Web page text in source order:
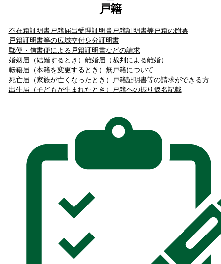
戸籍
不在籍証明書戸籍届出受理証明書戸籍証明書等戸籍の附票
戸籍証明書等の広域交付身分証明書
郵便・信書便による戸籍証明書などの請求
婚姻届（結婚するとき） 離婚届（裁判による離婚）
転籍届（本籍を変更するとき） 無戸籍について
死亡届（家族が亡くなったとき）
戸籍証明書等の請求ができる方
出生届（子どもが生まれたとき）
戸籍への振り仮名記載